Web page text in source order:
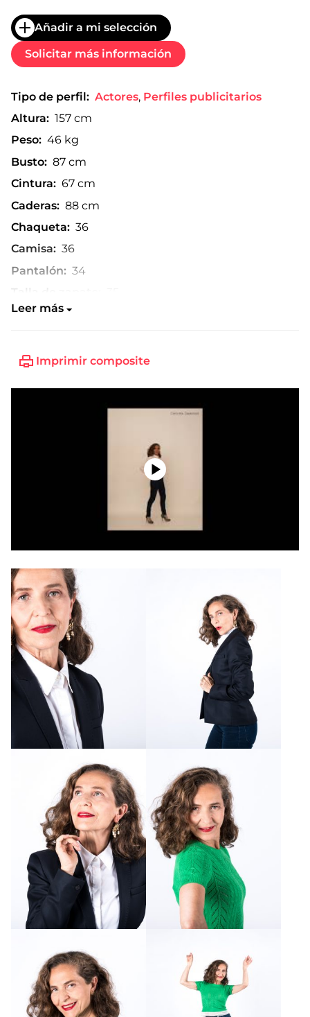
Añadir a mi selección
Solicitar más información
Tipo de perfil: Actores, Perfiles publicitarios
Altura: 157 cm
Peso: 46 kg
Busto: 87 cm
Cintura: 67 cm
Caderas: 88 cm
Chaqueta: 36
Camisa: 36
Pantalón: 34
Leer más
Imprimir composite